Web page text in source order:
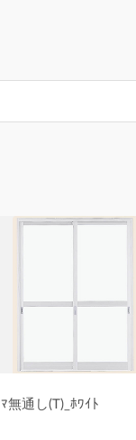
無通し(T)_ﾎﾜｲﾄ